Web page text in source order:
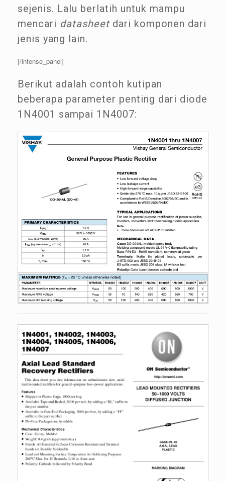
sejenis. Lalu berlatih untuk mampu
mencari datasheetdari komponen dari
jenis yang lain.
[/intense_panel]
Berikut adalah contoh kutipan
beberapa parameter penting dari diode
1N4001 sampai 1N4007: